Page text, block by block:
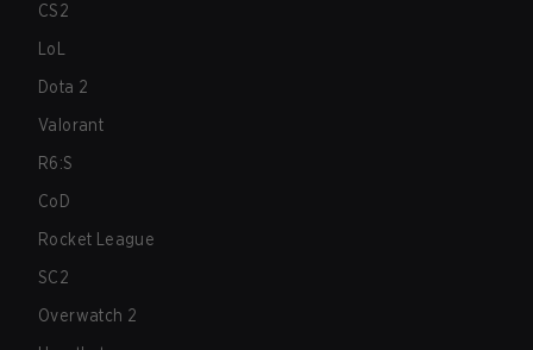
CS2
LoL
Dota 2
Valorant
R6:S
CoD
Rocket League
SC2
Overwatch 2